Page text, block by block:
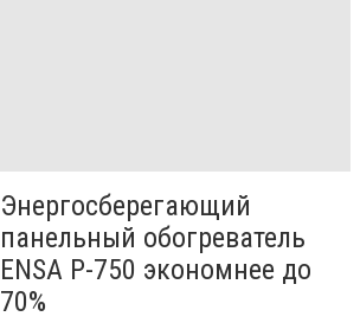
Энергосберегающий
панельный обогреватель
ENSA Р-750 экономнее до
70%